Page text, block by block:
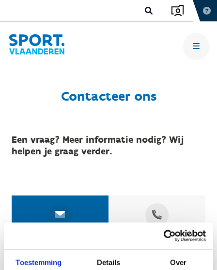
Toestemming Details Over
Contacteer ons
Een vraag? Meer informatie nodig? Wij
helpen je graag verder.